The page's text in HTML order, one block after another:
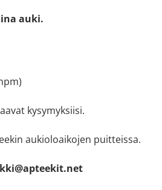
auki.
kysymyksiisi.
aukioloaikojen puitteissa.